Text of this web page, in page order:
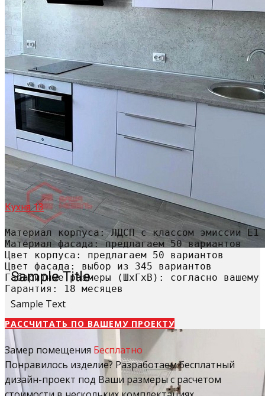
Sample Title
Sample Text
Кухня 13
Материал корпуса: ЛДСП с классом эмиссии Е1
Материал фасада: предлагаем 50 вариантов
Цвет корпуса: предлагаем 50 вариантов
Цвет фасада: выбор из 345 вариантов
Габаритные размеры (ШхГхВ): согласно вашему
Гарантия: 18 месяцев
РАССЧИТАТЬ​ ПО ВАШЕМУ ПРОЕКТУ
Замер помещения Бесплатно
Понравилось изделие? Разработаем бесплатный
дизайн-проект под Ваши размеры с расчетом